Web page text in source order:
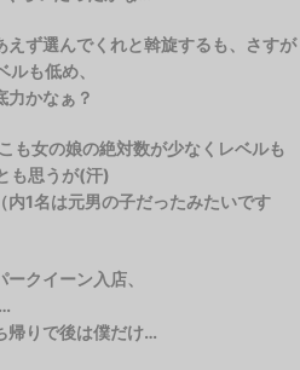
ず選んでくれと斡旋するも、さすが
も低め、
力かなぁ？
も女の娘の絶対数が少なくレベルも
も思うが(汗)
内1名は元男の子だったみたいです
クイーン入店、
帰りで後は僕だけ…